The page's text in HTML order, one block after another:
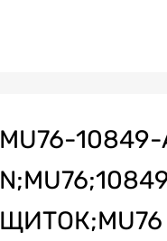
MU76-
ЩИТОК;MU76